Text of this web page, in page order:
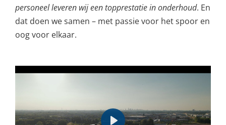
personeel leveren wij een topprestatie in onderhoud. En
dat doen we samen – met passie voor het spoor en
oog voor elkaar.